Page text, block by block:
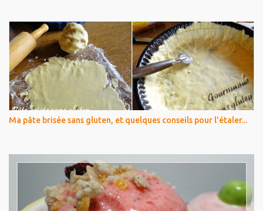
Ma pâte brisée sans gluten, et quelques conseils pour l'étaler...